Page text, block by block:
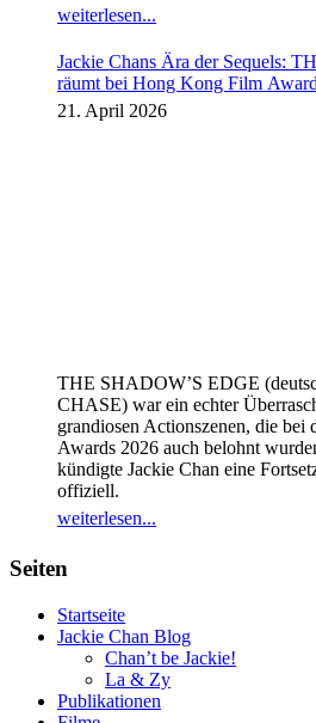
weiterlesen...
Jackie Chans Ära der Sequels:
räumt bei Hong Kong Film
Fortsetzung
21. April 2026
THE SHADOW’S EDGE
CHASE) war ein echter
grandiosen Actionszenen, die
Awards 2026 auch belohnt
kündigte Jackie Chan eine
offiziell.
weiterlesen...
Seiten
Startseite
Jackie Chan Blog
Chan’t be Jackie!
La & Zy
Publikationen